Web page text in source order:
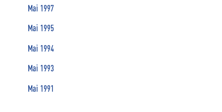
Mai 1997
Mai 1995
Mai 1994
Mai 1993
Mai 1991